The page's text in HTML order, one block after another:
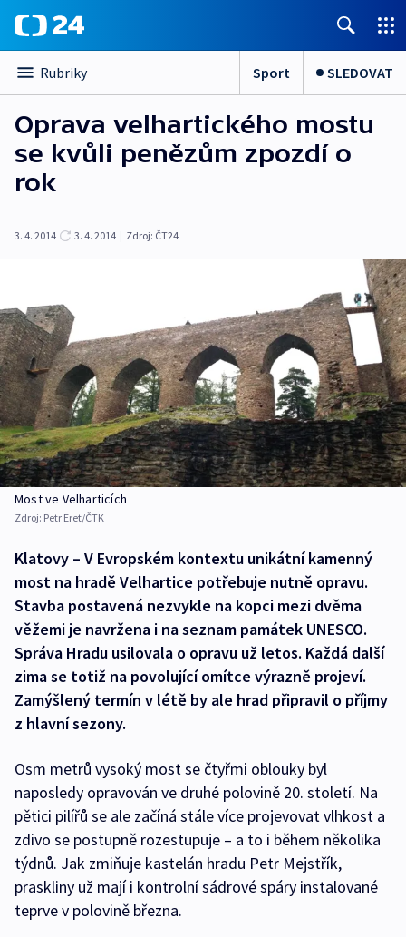
Rubriky Sport SLEDOVAT
Oprava velhartického mostu
se kvůli penězům zpozdí o
rok
3. 4. 2014 3. 4. 2014 | Zdroj: ČT24
Most ve Velharticích
Zdroj: Petr Eret/ČTK
Klatovy – V Evropském kontextu unikátní kamenný
most na hradě Velhartice potřebuje nutně opravu.
Stavba postavená nezvykle na kopci mezi dvěma
věžemi je navržena i na seznam památek UNESCO.
Správa Hradu usilovala o opravu už letos. Každá další
zima se totiž na povolující omítce výrazně projeví.
Zamýšlený termín v létě by ale hrad připravil o příjmy
z hlavní sezony.
Osm metrů vysoký most se čtyřmi oblouky byl
naposledy opravován ve druhé polovině 20. století. Na
pětici pilířů se ale začíná stále více projevovat vlhkost a
zdivo se postupně rozestupuje – a to i během několika
týdnů. Jak zmiňuje kastelán hradu Petr Mejstřík,
praskliny už mají i kontrolní sádrové spáry instalované
teprve v polovině března.